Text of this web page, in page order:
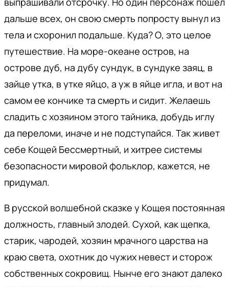
дальше всех, он свою смерть попросту вынул из
тела и схоронил подальше. Куда? О, это целое
путешествие. На море-океане остров, на
острове дуб, на дубу сундук, в сундуке заяц, в
зайце утка, в утке яйцо, а уж в яйце игла, и вот на
самом ее кончике та смерть и сидит. Желаешь
сладить с хозяином этого тайника, добудь иглу
да переломи, иначе и не подступайся. Так живет
себе Кощей Бессмертный, и хитрее системы
безопасности мировой фольклор, кажется, не
придумал.
В русской волшебной сказке у Кощея постоянная
должность, главный злодей. Сухой, как щепка,
старик, чародей, хозяин мрачного царства на
краю света, охотник до чужих невест и сторож
собственных сокровищ. Нынче его знают далеко